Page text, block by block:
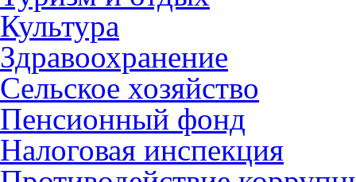
Культура
Здравоохранение
Сельское хозяйство
Пенсионный фонд
Налоговая инспекция